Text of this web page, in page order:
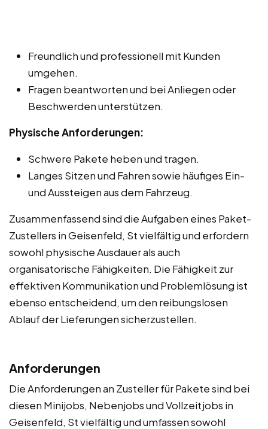
Freundlich und professionell mit Kunden
umgehen.
Fragen beantworten und bei Anliegen oder
Beschwerden unterstützen.
Physische Anforderungen:
Schwere Pakete heben und tragen.
Langes Sitzen und Fahren sowie häufiges Ein-
und Aussteigen aus dem Fahrzeug.
Zusammenfassend sind die Aufgaben eines Paket-
Zustellers in Geisenfeld, St vielfältig und erfordern
sowohl physische Ausdauer als auch
organisatorische Fähigkeiten. Die Fähigkeit zur
effektiven Kommunikation und Problemlösung ist
ebenso entscheidend, um den reibungslosen
Ablauf der Lieferungen sicherzustellen.
Anforderungen
Die Anforderungen an Zusteller für Pakete sind bei
diesen Minijobs, Nebenjobs und Vollzeitjobs in
Geisenfeld, St vielfältig und umfassen sowohl